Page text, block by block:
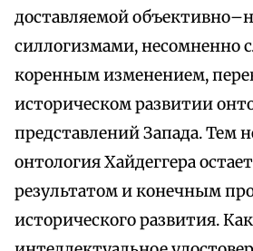
доставляемой
силлогизмами, несомненно
коренным изменением,
историческом развитии
представлений Запада. Тем
онтология Хайдеггера
результатом и конечным
исторического развития. Как